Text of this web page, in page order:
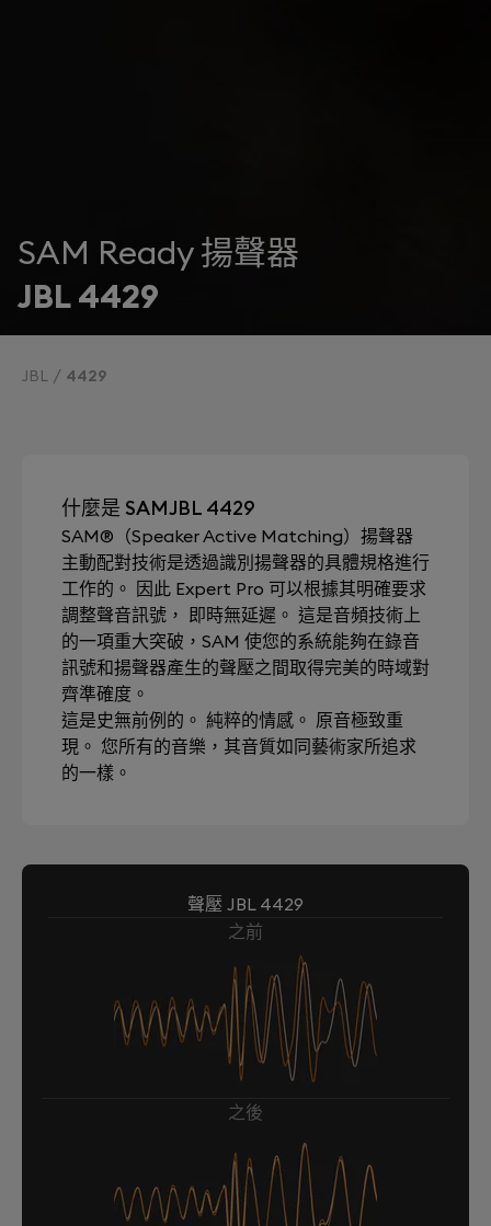
SAM Ready 揚聲器
JBL 4429
JBL 4429
什麼是 SAMJBL 4429
SAM®（Speaker Active Matching）揚聲器
主動配對技術是透過識別揚聲器的具體規格進行
工作的。 因此 Expert Pro 可以根據其明確要求
調整聲音訊號， 即時無延遲。 這是音頻技術上
的一項重大突破，SAM 使您的系統能夠在錄音
訊號和揚聲器產生的聲壓之間取得完美的時域對
齊準確度。
這是史無前例的。 純粹的情感。 原音極致重
現。 您所有的音樂，其音質如同藝術家所追求
的一樣。
聲壓 JBL 4429
之前
之後